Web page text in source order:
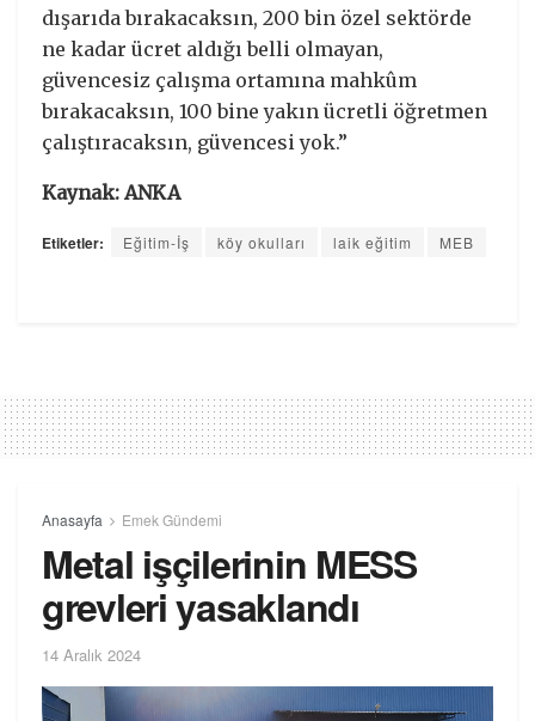
dışarıda bırakacaksın, 200 bin özel sektörde
ne kadar ücret aldığı belli olmayan,
güvencesiz çalışma ortamına mahkûm
bırakacaksın, 100 bine yakın ücretli öğretmen
çalıştıracaksın, güvencesi yok.”
Kaynak: ANKA
Etiketler: Eğitim-İş köy okulları laik eğitim MEB
Anasayfa Emek Gündemi
Metal işçilerinin MESS
grevleri yasaklandı
14 Aralık 2024